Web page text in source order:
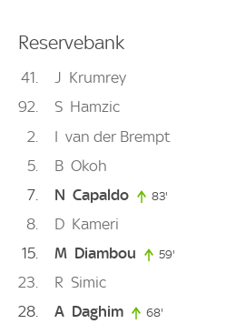
Reservebank
41 J Krumrey
92
S Hamzic
2
I van der Brempt
5
B Okoh
7
N Capaldo 83'
8 D Kameri
15
M Diambou 59'
23 R Simic
28
A Daghim 68'